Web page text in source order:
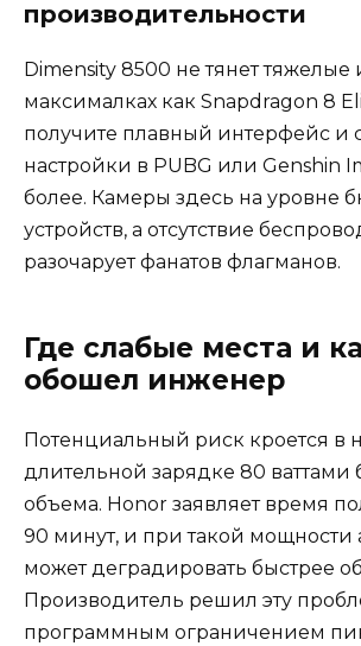
производительности
Dimensity 8500 не тянет тяжелые
максималках как Snapdragon 8
получите плавный интерфейс и
настройки в PUBG или Genshin
более. Камеры здесь на уровне
устройств, а отсутствие
разочарует фанатов флагманов.
Где слабые места и
обошел инженер
Потенциальный риск кроется в
длительной зарядке 80 ваттами
объема. Honor заявляет время
90 минут, и при такой мощности
может деградировать быстрее
Производитель решил эту
программным ограничением